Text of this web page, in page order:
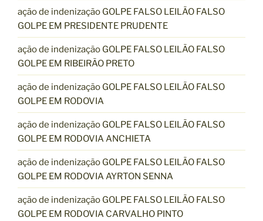
ação de indenização GOLPE FALSO LEILÃO FALSO
GOLPE EM PRESIDENTE PRUDENTE
ação de indenização GOLPE FALSO LEILÃO FALSO
GOLPE EM RIBEIRÃO PRETO
ação de indenização GOLPE FALSO LEILÃO FALSO
GOLPE EM RODOVIA
ação de indenização GOLPE FALSO LEILÃO FALSO
GOLPE EM RODOVIA ANCHIETA
ação de indenização GOLPE FALSO LEILÃO FALSO
GOLPE EM RODOVIA AYRTON SENNA
ação de indenização GOLPE FALSO LEILÃO FALSO
GOLPE EM RODOVIA CARVALHO PINTO